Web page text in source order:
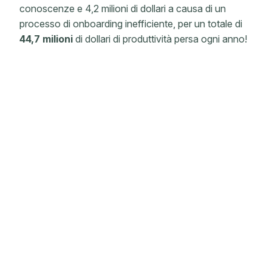
conoscenze e 4,2 milioni di dollari a causa di un
processo di onboarding inefficiente, per un totale di
44,7 milioni di dollari di produttività persa ogni anno!